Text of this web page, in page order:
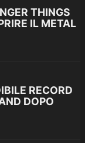
THINGS
IL METAL
RECORD
DOPO